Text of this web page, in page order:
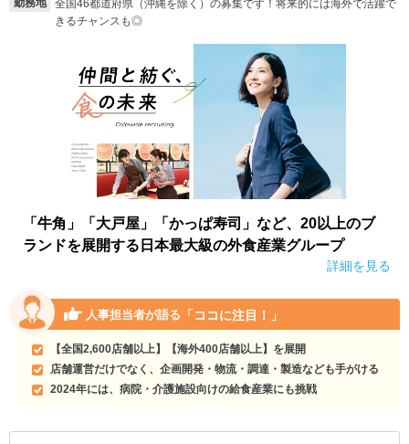
勤務地
全国46都道府県（沖縄を除く）の募集です！将来的には海外で活躍で
きるチャンスも◎
「牛角」「大戸屋」「かっぱ寿司」など、20以上のブ
ランドを展開する日本最大級の外食産業グループ
詳細を見る
人事担当者が語る 「ココに注目！」
【全国2,600店舗以上】【海外400店舗以上】を展開
店舗運営だけでなく、企画開発・物流・調達・製造なども手がける
2024年には、病院・介護施設向けの給食産業にも挑戦